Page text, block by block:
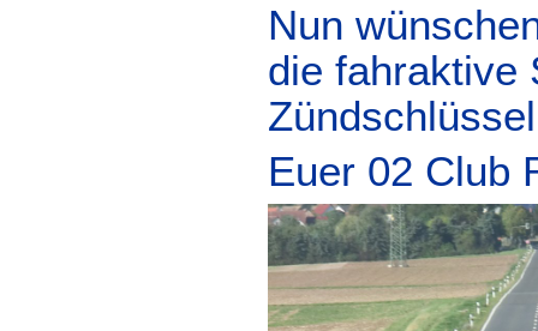
Nun
die fahraktive
Euer 02 Club